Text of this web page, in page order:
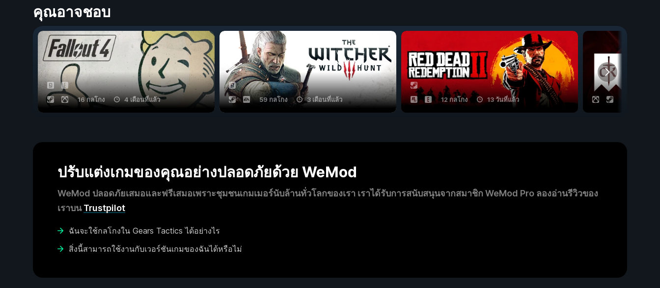
คุณอาจชอบ
16 กลโกง 4 เดือนที่แล้ว 59 กลโกง 3 เดือนที่แล้ว 12 กลโกง 13 วันที่แล้ว
ปรับแต่งเกมของคุณอย่างปลอดภัยด้วย WeMod
WeMod ปลอดภัยเสมอและฟรีเสมอเพราะชุมชนเกมเมอร์นับล้านทั่วโลกของเรา เราได้รับการสนับสนุนจากสมาชิก WeMod Pro ลองอ่านรีวิวของ
เราบนTrustpilot
ฉันจะใช้กลโกงใน Gears Tactics ได้อย่างไร
สิ่งนี้สามารถใช้งานกับเวอร์ชันเกมของฉันได้หรือไม่